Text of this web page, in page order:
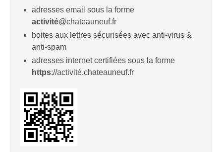
adresses email sous la forme
activité@chateauneuf.fr
boites aux lettres sécurisées avec anti-virus &
anti-spam
adresses internet certifiées sous la forme
https://activité.chateauneuf.fr